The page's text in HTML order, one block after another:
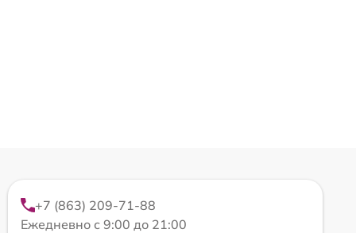
+7 (863) 209-71-88
Ежедневно с 9:00 до 21:00